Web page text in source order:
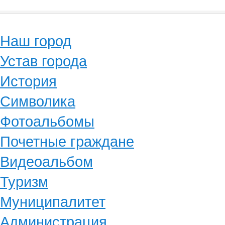
Наш город
Устав города
История
Символика
Фотоальбомы
Почетные граждане
Видеоальбом
Туризм
Муниципалитет